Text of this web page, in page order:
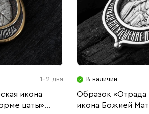
1-2 дня
икона
цаты»
В наличии
Образок «Отрада
икона Божией